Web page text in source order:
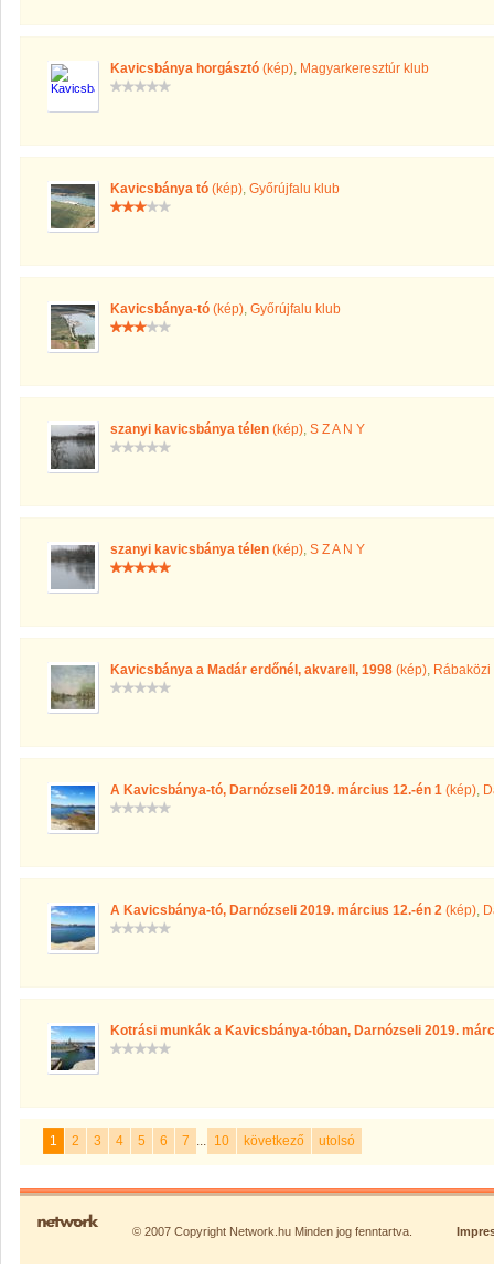
Kavicsbánya horgásztó (kép), Magyarkeresztúr klub
Kavicsbánya tó (kép), Győrújfalu klub
Kavicsbánya-tó (kép), Győrújfalu klub
szanyi kavicsbánya télen (kép), S Z A N Y
szanyi kavicsbánya télen (kép), S Z A N Y
Kavicsbánya a Madár erdőnél, akvarell, 1998 (kép),
A Kavicsbánya-tó, Darnózseli 2019. március 12.-én 1 (kép),
A Kavicsbánya-tó, Darnózseli 2019. március 12.-én 2 (kép),
Kotrási munkák a Kavicsbánya-tóban, Darnózseli 2019.
1 2 3 4 5 6 7 ... 10 következő utolsó
© 2007 Copyright Network.hu Minden jog fenntartva.